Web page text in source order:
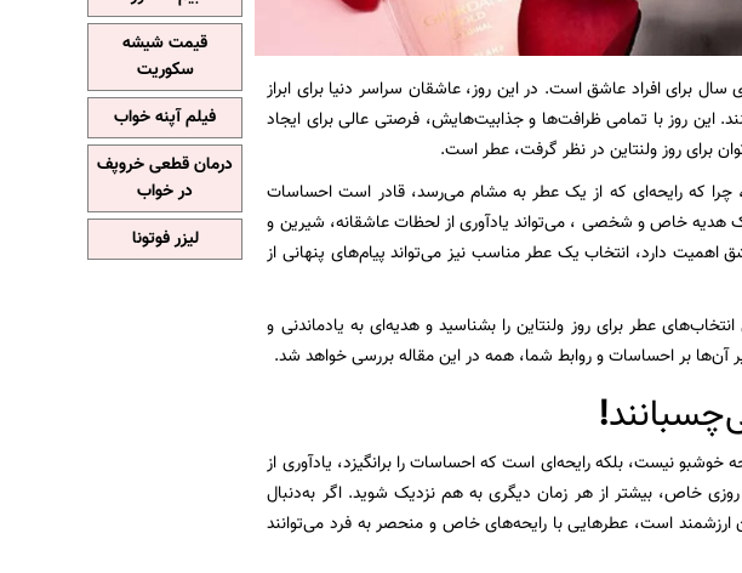
برای افراد عاشق است. در این روز، عاشقان سراسر دنیا برای ابراز
این روز با تمامی ظرافت‌ها و جذابیت‌هایش، فرصتی عالی برای ایجاد
برای روز ولنتاین در نظر گرفت، عطر است.
چرا که رایحه‌ای که از یک عطر به مشام می‌رسد، قادر است احساسات
خاص و شخصی ، می‌تواند یادآوری از لحظات عاشقانه، شیرین و
دارد، انتخاب یک عطر مناسب نیز می‌تواند پیام‌های پنهانی از
عطر برای روز ولنتاین را بشناسید و هدیه‌ای به یادماندنی و
آن‌ها بر احساسات و روابط شما، همه در این مقاله بررسی خواهد شد.
!
نیست، بلکه رایحه‌ای است که احساسات را برانگیزد، یادآوری از
خاص، بیشتر از هر زمان دیگری به هم نزدیک شوید. اگر به‌دنبال
است، عطرهایی با رایحه‌های خاص و منحصر به فرد می‌توانند
قیمت شیشه
سکوریت
فیلم آپنه خواب
درمان قطعی خروپف
در خواب
لیزر فوتونا